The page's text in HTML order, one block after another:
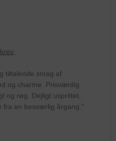
tiltalende smag af
og charme. Prisværdig
og røg. Dejligt usprittet,
fra en besværlig årgang."